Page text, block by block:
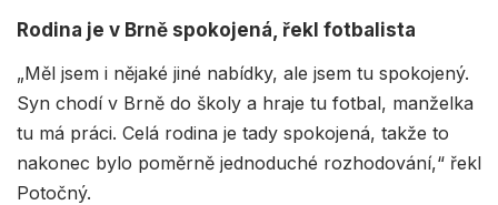
Rodina je v Brně spokojená, řekl fotbalista
„Měl jsem i nějaké jiné nabídky, ale jsem tu spokojený.
Syn chodí v Brně do školy a hraje tu fotbal, manželka
tu má práci. Celá rodina je tady spokojená, takže to
nakonec bylo poměrně jednoduché rozhodování,“ řekl
Potočný.